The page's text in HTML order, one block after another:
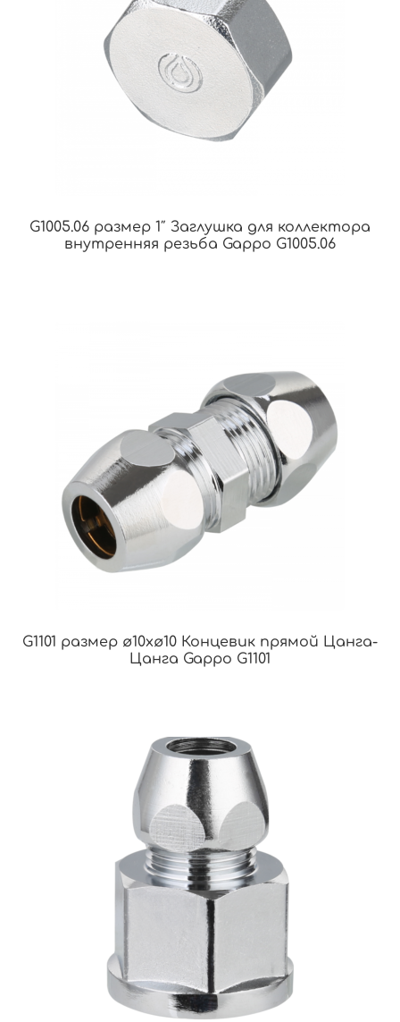
G1005.06 размер 1″ Заглушка для коллектора
внутренняя резьба Gappo G1005.06
G1101 размер ø10хø10 Концевик прямой Цанга-
Цанга Gappo G1101